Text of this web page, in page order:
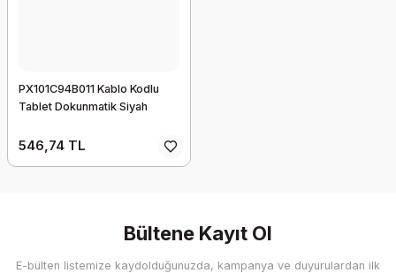
PX101C94B011 Kablo Kodlu
Tablet Dokunmatik Siyah
546,74 TL
Bültene Kayıt Ol
E-bülten listemize kaydolduğunuzda, kampanya ve duyurulardan ilk